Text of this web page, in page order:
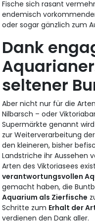
Fische sich rasant
endemisch
oder sogar gänzlich zum
Dank
seltener
Aber nicht nur für die
Nilbarsch – oder
Supermärkte genannt
zur Weiterverarbeitung
den kleineren, bisher
Landstriche ihr Aussehen
Arten des Viktoriasees
verantwortungsvollen
gemacht haben, die
Aquarium als Zierfische
Schritte zum Erhalt der
verdienen den Dank aller.